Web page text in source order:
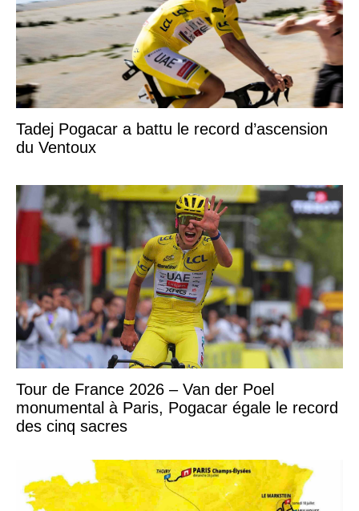
Tadej Pogacar a battu le record d’ascension
du Ventoux
Tour de France 2026 – Van der Poel
monumental à Paris, Pogacar égale le record
des cinq sacres